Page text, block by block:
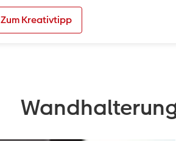
Zum Kreativtipp